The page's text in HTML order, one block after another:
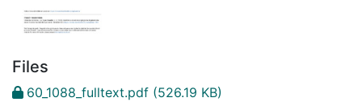
Files
60_1088_fulltext.pdf (526.19 KB)